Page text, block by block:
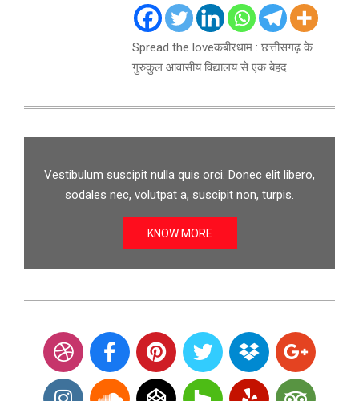
Spread the loveकबीरधाम : छत्तीसगढ़ के
गुरुकुल आवासीय विद्यालय से एक बेहद
Vestibulum suscipit nulla quis orci. Donec elit libero,
sodales nec, volutpat a, suscipit non, turpis.
KNOW MORE